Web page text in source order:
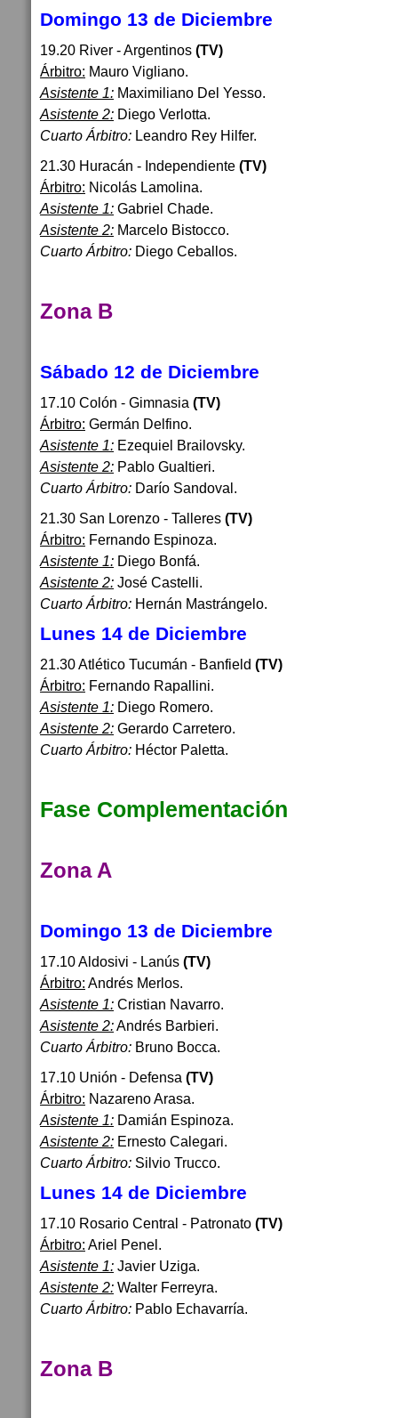
Domingo 13 de Diciembre
19.20 River - Argentinos (TV)
Árbitro: Mauro Vigliano.
Asistente 1: Maximiliano Del Yesso.
Asistente 2: Diego Verlotta.
Cuarto Árbitro: Leandro Rey Hilfer.
21.30 Huracán - Independiente (TV)
Árbitro: Nicolás Lamolina.
Asistente 1: Gabriel Chade.
Asistente 2: Marcelo Bistocco.
Cuarto Árbitro: Diego Ceballos.
Zona B
Sábado 12 de Diciembre
17.10 Colón - Gimnasia (TV)
Árbitro: Germán Delfino.
Asistente 1: Ezequiel Brailovsky.
Asistente 2: Pablo Gualtieri.
Cuarto Árbitro: Darío Sandoval.
21.30 San Lorenzo - Talleres (TV)
Árbitro: Fernando Espinoza.
Asistente 1: Diego Bonfá.
Asistente 2: José Castelli.
Cuarto Árbitro: Hernán Mastrángelo.
Lunes 14 de Diciembre
21.30 Atlético Tucumán - Banfield (TV)
Árbitro: Fernando Rapallini.
Asistente 1: Diego Romero.
Asistente 2: Gerardo Carretero.
Cuarto Árbitro: Héctor Paletta.
Fase Complementación
Zona A
Domingo 13 de Diciembre
17.10 Aldosivi - Lanús (TV)
Árbitro: Andrés Merlos.
Asistente 1: Cristian Navarro.
Asistente 2:Andrés Barbieri.
Cuarto Árbitro: Bruno Bocca.
17.10 Unión - Defensa (TV)
Árbitro: Nazareno Arasa.
Asistente 1: Damián Espinoza.
Asistente 2: Ernesto Calegari.
Cuarto Árbitro: Silvio Trucco.
Lunes 14 de Diciembre
17.10 Rosario Central - Patronato (TV)
Árbitro: Ariel Penel.
Asistente 1: Javier Uziga.
Asistente 2: Walter Ferreyra.
Cuarto Árbitro: Pablo Echavarría.
Zona B